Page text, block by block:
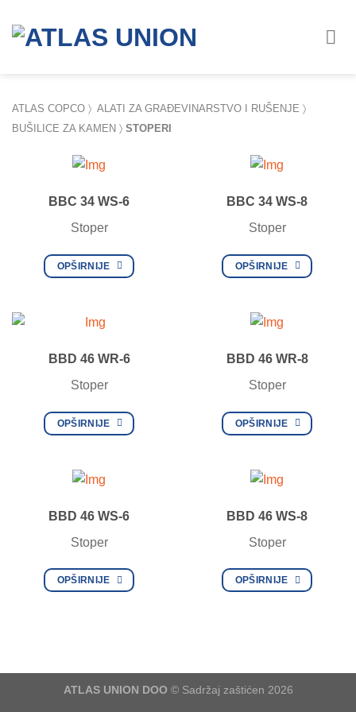
content
ATLAS COPCO 〉 ALATI ZA GRAĐEVINARSTVO I RUŠENJE 〉
BUŠILICE ZA KAMEN 〉 STOPERI
BBC 34 WS-6
Stoper
OPŠIRNIJE
BBC 34 WS-8
Stoper
OPŠIRNIJE
BBD 46 WR-6
Stoper
OPŠIRNIJE
BBD 46 WR-8
Stoper
OPŠIRNIJE
BBD 46 WS-6
Stoper
OPŠIRNIJE
BBD 46 WS-8
Stoper
OPŠIRNIJE
ATLAS UNION DOO © Sadržaj zaštićen 2026